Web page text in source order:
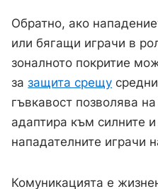
Обратно, ако
или бягащи играчи в
зоналното покритие
за защита срещу
гъвкавост позволява
адаптира към силните
нападателните играчи
Комуникацията е